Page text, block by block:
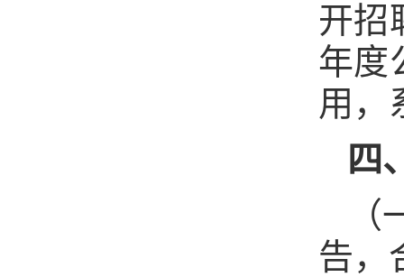
开招
年度
用，
四
告，